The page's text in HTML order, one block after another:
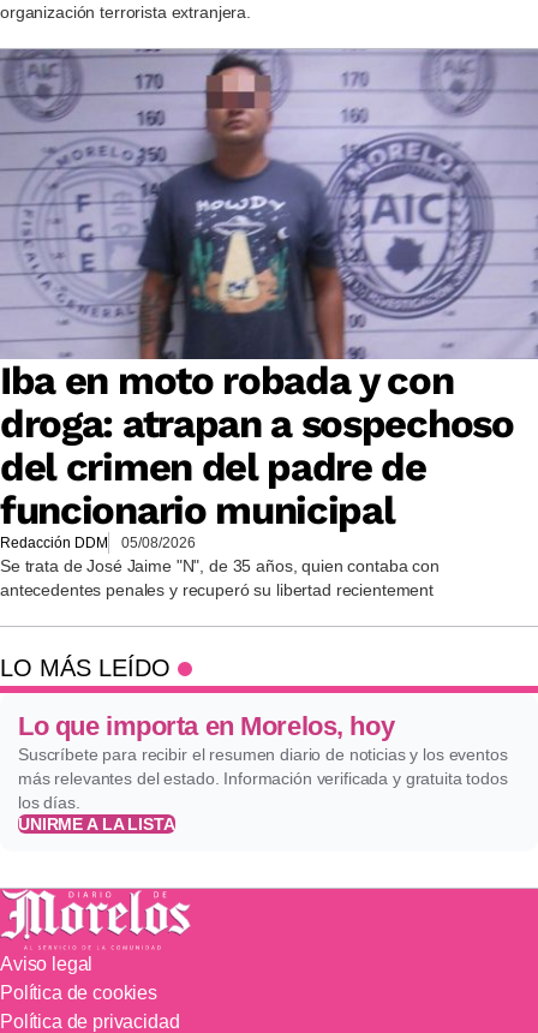
organización terrorista extranjera.
Iba en moto robada y con
droga: atrapan a sospechoso
del crimen del padre de
funcionario municipal
Redacción DDM 05/08/2026
Se trata de José Jaime "N", de 35 años, quien contaba con
antecedentes penales y recuperó su libertad recientement
LO MÁS LEÍDO
Lo que importa en Morelos, hoy
Suscríbete para recibir el resumen diario de noticias y los eventos
más relevantes del estado. Información verificada y gratuita todos
los días.
UNIRME A LA LISTA
Aviso legal
Política de cookies
Política de privacidad